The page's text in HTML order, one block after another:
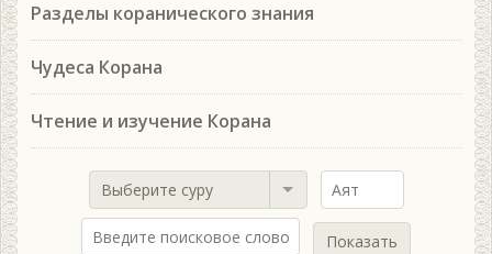
Разделы коранического знания
Чудеса Корана
Чтение и изучение Корана
Выберите суру
Показать